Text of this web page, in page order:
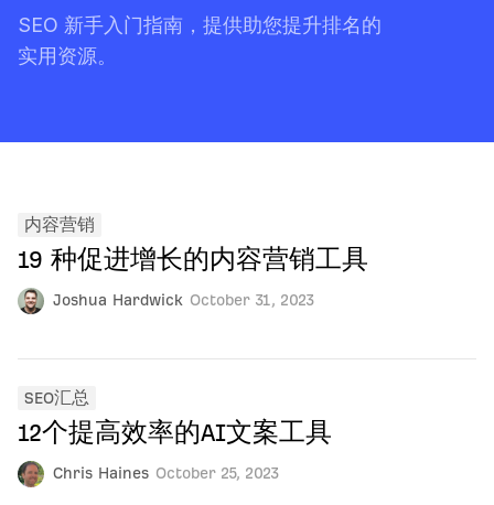
SEO 新手入门指南，提供助您提升排名的
实用资源。
Joshua Hardwick October 31, 2023
内容营销
19 种促进增长的内容营销工具
Chris Haines October 25, 2023
SEO汇总
12个提高效率的AI文案工具